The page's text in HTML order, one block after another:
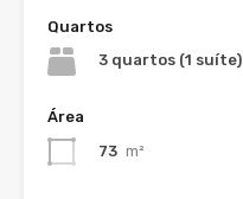
Quartos
3 quartos (1 suíte)
Área
73 m²